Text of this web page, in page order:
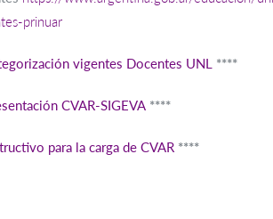
prinuar
vigentes Docentes UNL ****
CVAR-SIGEVA ****
para la carga de CVAR ****